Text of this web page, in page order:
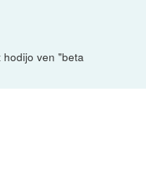
ven "beta